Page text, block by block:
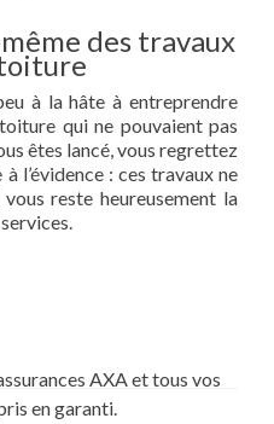
des travaux
à la hâte à entreprendre
qui ne pouvaient pas
êtes lancé, vous regrettez
l’évidence : ces travaux ne
reste heureusement la
AXA et tous vos
en garanti.